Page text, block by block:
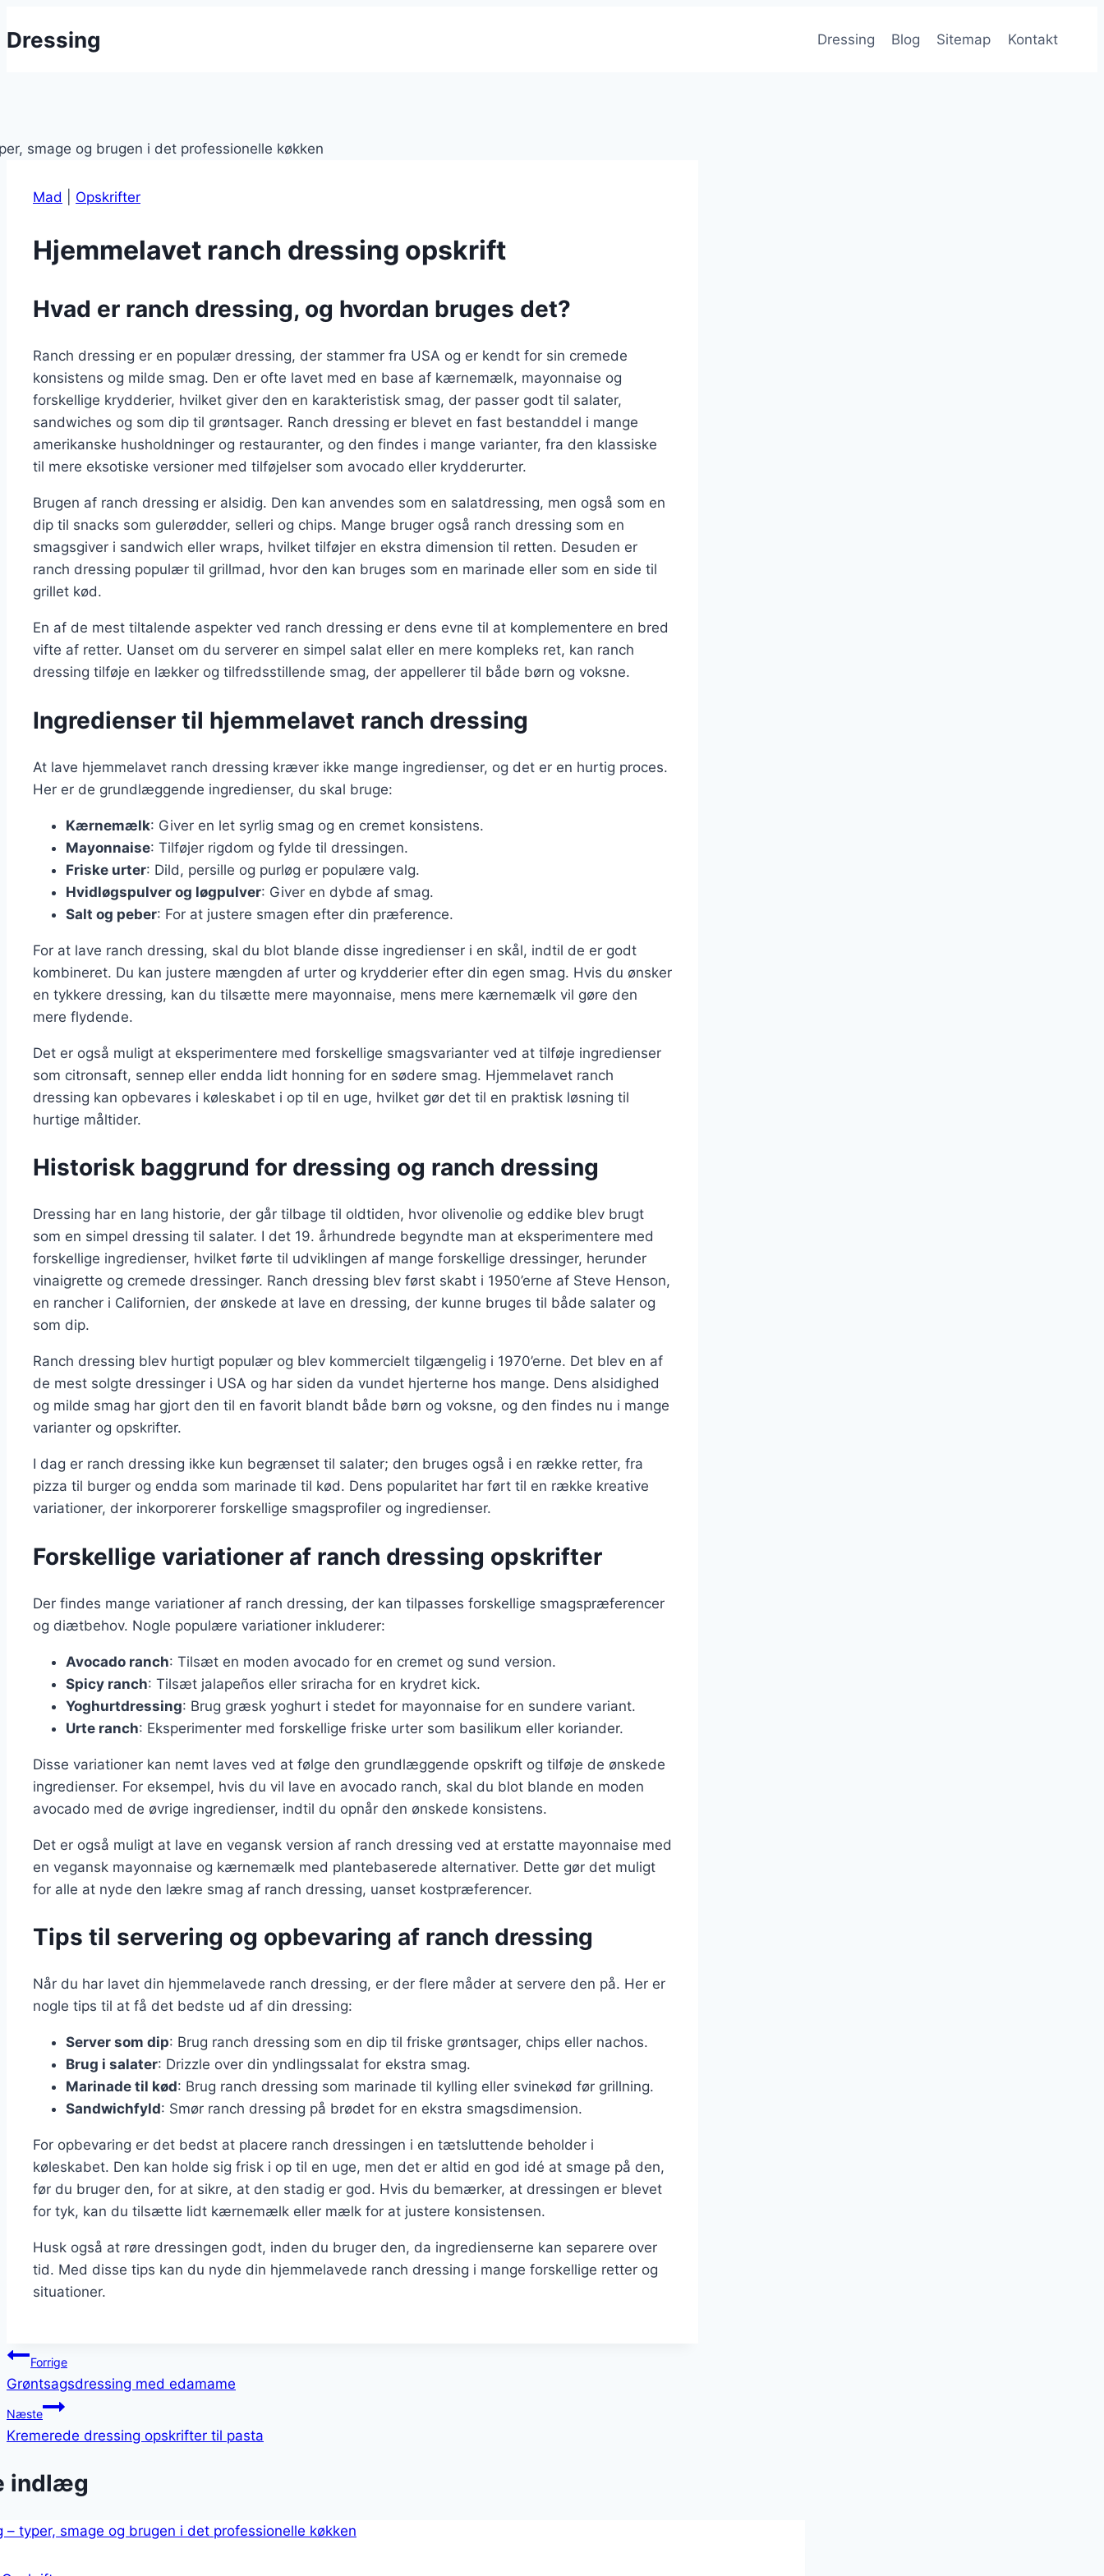
til
Dressing Dressing Blog Sitemap Kontakt
Mad Opskrifter
Hjemmelavet ranch dressing opskrift
Hvad er ranch dressing, og hvordan bruges det?
Ranch dressing er en populær dressing, der stammer fra USA og er kendt for sin cremede
konsistens og milde smag. Den er ofte lavet med en base af kærnemælk, mayonnaise og
forskellige krydderier, hvilket giver den en karakteristisk smag, der passer godt til salater,
sandwiches og som dip til grøntsager. Ranch dressing er blevet en fast bestanddel i mange
amerikanske husholdninger og restauranter, og den findes i mange varianter, fra den klassiske
til mere eksotiske versioner med tilføjelser som avocado eller krydderurter.
Brugen af ranch dressing er alsidig. Den kan anvendes som en salatdressing, men også som en
dip til snacks som gulerødder, selleri og chips. Mange bruger også ranch dressing som en
smagsgiver i sandwich eller wraps, hvilket tilføjer en ekstra dimension til retten. Desuden er
ranch dressing populær til grillmad, hvor den kan bruges som en marinade eller som en side til
grillet kød.
En af de mest tiltalende aspekter ved ranch dressing er dens evne til at komplementere en bred
vifte af retter. Uanset om du serverer en simpel salat eller en mere kompleks ret, kan ranch
dressing tilføje en lækker og tilfredsstillende smag, der appellerer til både børn og voksne.
Ingredienser til hjemmelavet ranch dressing
At lave hjemmelavet ranch dressing kræver ikke mange ingredienser, og det er en hurtig proces.
Her er de grundlæggende ingredienser, du skal bruge:
Kærnemælk: Giver en let syrlig smag og en cremet konsistens.
Mayonnaise: Tilføjer rigdom og fylde til dressingen.
Friske urter: Dild, persille og purløg er populære valg.
Hvidløgspulver og løgpulver: Giver en dybde af smag.
Salt og peber: For at justere smagen efter din præference.
For at lave ranch dressing, skal du blot blande disse ingredienser i en skål, indtil de er godt
kombineret. Du kan justere mængden af urter og krydderier efter din egen smag. Hvis du ønsker
en tykkere dressing, kan du tilsætte mere mayonnaise, mens mere kærnemælk vil gøre den
mere flydende.
Det er også muligt at eksperimentere med forskellige smagsvarianter ved at tilføje ingredienser
som citronsaft, sennep eller endda lidt honning for en sødere smag. Hjemmelavet ranch
dressing kan opbevares i køleskabet i op til en uge, hvilket gør det til en praktisk løsning til
hurtige måltider.
Historisk baggrund for dressing og ranch dressing
Dressing har en lang historie, der går tilbage til oldtiden, hvor olivenolie og eddike blev brugt
som en simpel dressing til salater. I det 19. århundrede begyndte man at eksperimentere med
forskellige ingredienser, hvilket førte til udviklingen af mange forskellige dressinger, herunder
vinaigrette og cremede dressinger. Ranch dressing blev først skabt i 1950’erne af Steve Henson,
en rancher i Californien, der ønskede at lave en dressing, der kunne bruges til både salater og
som dip.
Ranch dressing blev hurtigt populær og blev kommercielt tilgængelig i 1970’erne. Det blev en af
de mest solgte dressinger i USA og har siden da vundet hjerterne hos mange. Dens alsidighed
og milde smag har gjort den til en favorit blandt både børn og voksne, og den findes nu i mange
varianter og opskrifter.
I dag er ranch dressing ikke kun begrænset til salater; den bruges også i en række retter, fra
pizza til burger og endda som marinade til kød. Dens popularitet har ført til en række kreative
variationer, der inkorporerer forskellige smagsprofiler og ingredienser.
Forskellige variationer af ranch dressing opskrifter
Der findes mange variationer af ranch dressing, der kan tilpasses forskellige smagspræferencer
og diætbehov. Nogle populære variationer inkluderer:
Avocado ranch: Tilsæt en moden avocado for en cremet og sund version.
Spicy ranch: Tilsæt jalapeños eller sriracha for en krydret kick.
Yoghurtdressing: Brug græsk yoghurt i stedet for mayonnaise for en sundere variant.
Urte ranch: Eksperimenter med forskellige friske urter som basilikum eller koriander.
Disse variationer kan nemt laves ved at følge den grundlæggende opskrift og tilføje de ønskede
ingredienser. For eksempel, hvis du vil lave en avocado ranch, skal du blot blande en moden
avocado med de øvrige ingredienser, indtil du opnår den ønskede konsistens.
Det er også muligt at lave en vegansk version af ranch dressing ved at erstatte mayonnaise med
en vegansk mayonnaise og kærnemælk med plantebaserede alternativer. Dette gør det muligt
for alle at nyde den lækre smag af ranch dressing, uanset kostpræferencer.
Tips til servering og opbevaring af ranch dressing
Når du har lavet din hjemmelavede ranch dressing, er der flere måder at servere den på. Her er
nogle tips til at få det bedste ud af din dressing:
Server som dip: Brug ranch dressing som en dip til friske grøntsager, chips eller nachos.
Brug i salater: Drizzle over din yndlingssalat for ekstra smag.
Marinade til kød: Brug ranch dressing som marinade til kylling eller svinekød før grillning.
Sandwichfyld: Smør ranch dressing på brødet for en ekstra smagsdimension.
For opbevaring er det bedst at placere ranch dressingen i en tætsluttende beholder i
køleskabet. Den kan holde sig frisk i op til en uge, men det er altid en god idé at smage på den,
før du bruger den, for at sikre, at den stadig er god. Hvis du bemærker, at dressingen er blevet
for tyk, kan du tilsætte lidt kærnemælk eller mælk for at justere konsistensen.
Husk også at røre dressingen godt, inden du bruger den, da ingredienserne kan separere over
tid. Med disse tips kan du nyde din hjemmelavede ranch dressing i mange forskellige retter og
situationer.
Indlægsnavigation
Forrige
Grøntsagsdressing med edamame
Næste
Kremerede dressing opskrifter til pasta
indlæg